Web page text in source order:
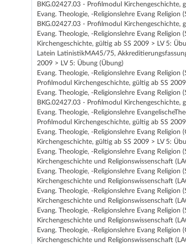
BKG.02427.03 - Profilmodul Kirchengeschichte,
Evang. Theologie, -Religionslehre Evang
BKG.02427.03 - Profilmodul Kirchengeschichte,
Evang. Theologie, -Religionslehre Evang
Kirchengeschichte, gültig ab SS 2009 > LV 5:
Latein LatinistikMA45/75,
2009 > LV 5: Übung (Übung)
Evang. Theologie, -Religionslehre Evang
Profilmodul Kirchengeschichte, gültig ab SS
Evang. Theologie, -Religionslehre Evang
BKG.02427.03 - Profilmodul Kirchengeschichte,
Evang. Theologie, -Religionslehre
Profilmodul Kirchengeschichte, gültig ab SS
Evang. Theologie, -Religionslehre Evang
Kirchengeschichte, gültig ab SS 2009 > LV 5:
Evang. Theologie, -Religionslehre Evang
Kirchengeschichte und Religionswissenschaft
Evang. Theologie, -Religionslehre Evang
Kirchengeschichte und Religionswissenschaft
Evang. Theologie, -Religionslehre Evang
Kirchengeschichte und Religionswissenschaft
Evang. Theologie, -Religionslehre Evang
Kirchengeschichte und Religionswissenschaft
Evang. Theologie, -Religionslehre Evang
Kirchengeschichte und Religionswissenschaft